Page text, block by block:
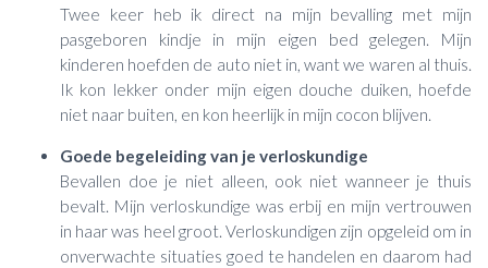
Twee keer heb ik direct na mijn bevalling met mijn
pasgeboren kindje in mijn eigen bed gelegen. Mijn
kinderen hoefden de auto niet in, want we waren al thuis.
Ik kon lekker onder mijn eigen douche duiken, hoefde
niet naar buiten, en kon heerlijk in mijn cocon blijven.
Goede begeleiding van je verloskundige
Bevallen doe je niet alleen, ook niet wanneer je thuis
bevalt. Mijn verloskundige was erbij en mijn vertrouwen
in haar was heel groot. Verloskundigen zijn opgeleid om in
onverwachte situaties goed te handelen en daarom had